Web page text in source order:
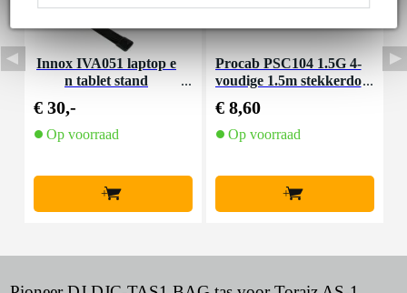
Innox IVA051 laptop e
n tablet stand
€ 30,-
Op voorraad
+
Procab PSC104 1.5G 4-
voudige 1.5m stekkerdo
€ 8,60
Op voorraad
+